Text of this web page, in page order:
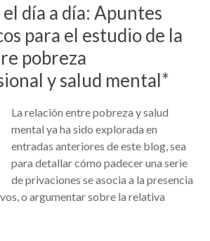
día a día: Apuntes
para el estudio de la
pobreza
y salud mental*
La relación entre pobreza y salud
mental ya ha sido explorada en
entradas anteriores de este blog, sea
para detallar cómo padecer una serie
de privaciones se asocia a la presencia
o argumentar sobre la relativa